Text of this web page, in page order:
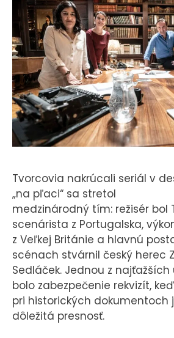
Tvorcovia nakrúcali seriál v
„na pľaci“ sa stretol
medzinárodný tím: režisér bol
scenárista z Portugalska,
z Veľkej Británie a hlavnú
scénach stvárnil český herec
Sedláček. Jednou z
bolo zabezpečenie rekvizít,
pri historických dokumentoch
dôležitá presnosť.